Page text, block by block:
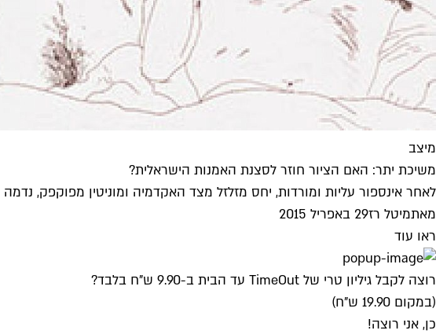
מיצב
משיכת יתר: האם הציור חוזר לסצנת האמנות הישראלית?
לאחר אינספור עליות ומורדות, יחס מזלזל מצד האקדמיה ומוניטין מפוקפק,
מאתמיטל רז29 באפריל 2015
ראו עוד
רוצה לקבל גיליון טרי של TimeOut עד הבית ב-9.90 ש"ח בלבד?
(במקום 19.90 ש"ח)
כן, אני רוצה!